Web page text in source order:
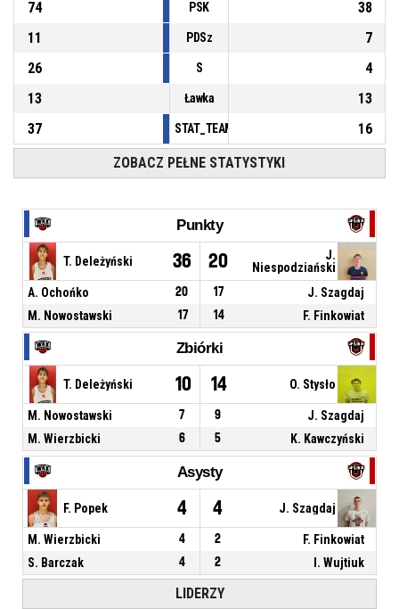
74
PSK
38
11
PDSz
7
26
S
4
13
Ławka
13
37
16
ZOBACZ PEŁNE STATYSTYKI
Punkty
T. Deleżyński 36 20
J.
Niespodziański
A. Ochońko
20 17
J. Szagdaj
M. Nowostawski
17 14 F. Finkowiat
Zbiórki
T. Deleżyński 10 14 O. Stysło
M. Nowostawski 7 9
J. Szagdaj
M. Wierzbicki
6 5 K. Kawczyński
Asysty
F. Popek 4 4 J. Szagdaj
M. Wierzbicki 4 2
F. Finkowiat
S. Barczak
4 2 I. Wujtiuk
LIDERZY